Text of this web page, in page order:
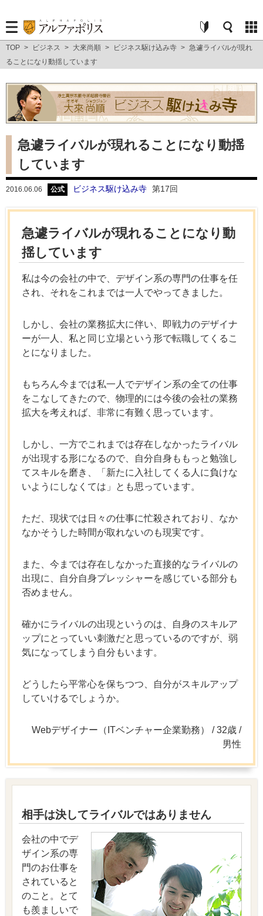
TOP > ビジネス > 大來尚順 > ビジネス駆け込み寺 > 急遽ライバルが現れ
ることになり動揺しています
急遽ライバルが現れることになり動揺
しています
2016.06.06 公式 ビジネス駆け込み寺 第17回
急遽ライバルが現れることになり動
揺しています
私は今の会社の中で、デザイン系の専門の仕事を任
され、それをこれまでは一人でやってきました。
しかし、会社の業務拡大に伴い、即戦力のデザイナ
ーが一人、私と同じ立場という形で転職してくるこ
とになりました。
もちろん今までは私一人でデザイン系の全ての仕事
をこなしてきたので、物理的には今後の会社の業務
拡大を考えれば、非常に有難く思っています。
しかし、一方でこれまでは存在しなかったライバル
が出現する形になるので、自分自身ももっと勉強し
てスキルを磨き、「新たに入社してくる人に負けな
いようにしなくては」とも思っています。
ただ、現状では日々の仕事に忙殺されており、なか
なかそうした時間が取れないのも現実です。
また、今までは存在しなかった直接的なライバルの
出現に、自分自身プレッシャーを感じている部分も
否めません。
確かにライバルの出現というのは、自身のスキルア
ップにとっていい刺激だと思っているのですが、弱
気になってしまう自分もいます。
どうしたら平常心を保ちつつ、自分がスキルアップ
していけるでしょうか。
Webデザイナー（ITベンチャー企業勤務） / 32歳 /
男性
相手は決してライバルではありません
会社の中でデ
ザイン系の専
門のお仕事を
されていると
のこと。とて
も羨ましいで